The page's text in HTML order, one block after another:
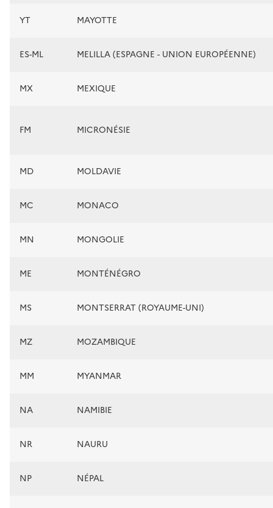
YT MAYOTTE
ES-ML MELILLA (ESPAGNE - UNION EUROPÉENNE)
MX MEXIQUE
FM MICRONÉSIE
MD MOLDAVIE
MC MONACO
MN MONGOLIE
ME MONTÉNÉGRO
MS MONTSERRAT (ROYAUME-UNI)
MZ MOZAMBIQUE
MM MYANMAR
NA NAMIBIE
NR NAURU
NP NÉPAL